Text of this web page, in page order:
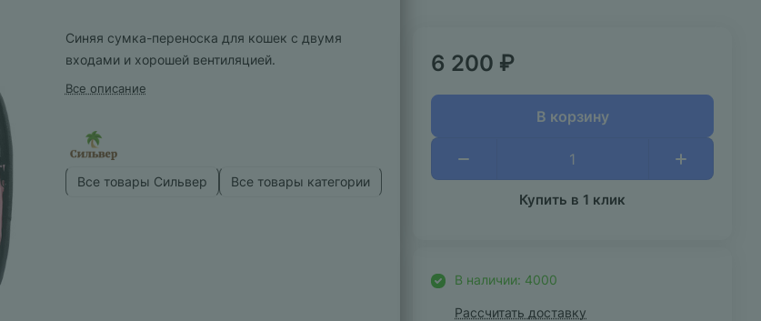
Синяя сумка-переноска для кошек с двумя
входами и хорошей вентиляцией.
Все описание
Все товары Сильвер Все товары категории
6 200 ₽
В корзину
Купить в 1 клик
В наличии: 4000
Рассчитать доставку